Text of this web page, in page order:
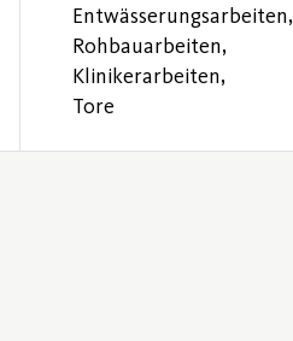
Entwässerungsarbeiten,
Rohbauarbeiten,
Klinikerarbeiten,
Tore